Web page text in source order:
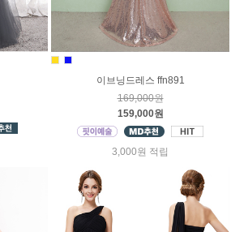
이브닝드레스 ffn891
169,000원
159,000원
3,000원 적립